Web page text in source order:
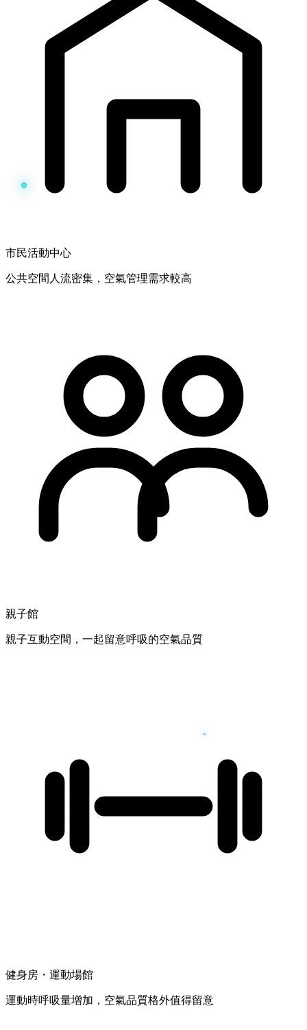
市民活動中心
公共空間人流密集，空氣管理需求較高
親子館
親子互動空間，一起留意呼吸的空氣品質
健身房・運動場館
運動時呼吸量增加，空氣品質格外值得留意